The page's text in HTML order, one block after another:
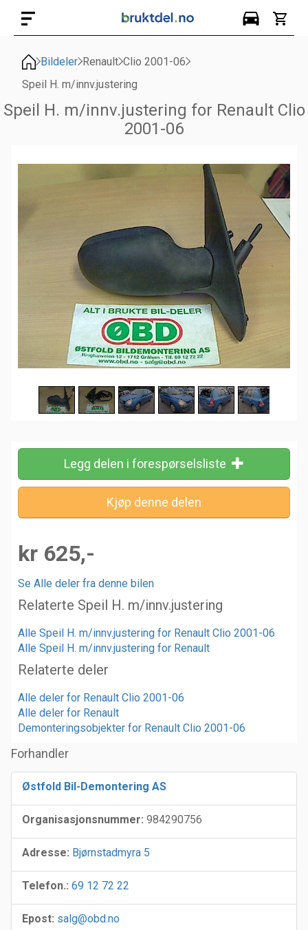
Bildeler Renault Clio 2001-06
Speil H. m/innv.justering
Speil H. m/innv.justering for Renault Clio
2001-06
Legg delen i forespørselsliste
kr 625,-
Se Alle deler fra denne bilen
Relaterte Speil H. m/innv.justering
Alle Speil H. m/innv.justering for Renault Clio 2001-06
Alle Speil H. m/innv.justering for Renault
Relaterte deler
Alle deler for Renault Clio 2001-06
Alle deler for Renault
Demonteringsobjekter for Renault Clio 2001-06
Forhandler
Østfold Bil-Demontering AS
Organisasjonsnummer: 984290756
Adresse: Bjørnstadmyra 5
Telefon.: 69 12 72 22
Epost: salg@obd.no